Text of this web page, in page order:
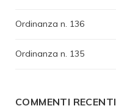
Ordinanza n. 136
Ordinanza n. 135
COMMENTI RECENTI